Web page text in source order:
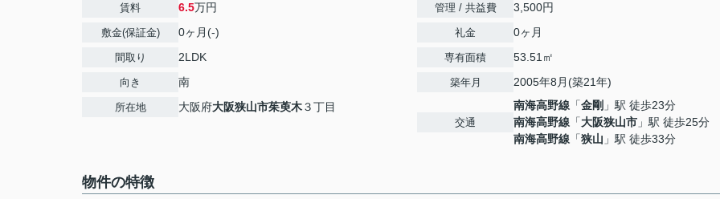
賃料 6.5万円
敷金(保証金) 0ヶ月(-)
間取り 2LDK
向き 南
所在地 大阪府大阪狭山市茱萸木３丁目
管理 / 共益費 3,500円
礼金 0ヶ月
専有面積 53.51㎡
築年月 2005年8月(築21年)
交通
南海高野線 「金剛 」駅 徒歩23分
南海高野線 「大阪狭山市 」駅 徒歩25分
南海高野線 「狭山 」駅 徒歩33分
物件の特徴